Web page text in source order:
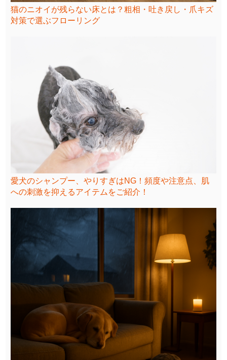
猫のニオイが残らない床とは？粗相・吐き戻し・爪キズ
対策で選ぶフローリング
愛犬のシャンプー、やりすぎはNG！頻度や注意点、肌
への刺激を抑えるアイテムをご紹介！